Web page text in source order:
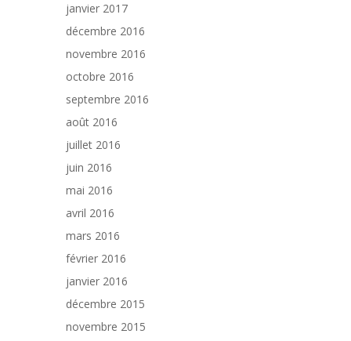
janvier 2017
décembre 2016
novembre 2016
octobre 2016
septembre 2016
août 2016
juillet 2016
juin 2016
mai 2016
avril 2016
mars 2016
février 2016
janvier 2016
décembre 2015
novembre 2015